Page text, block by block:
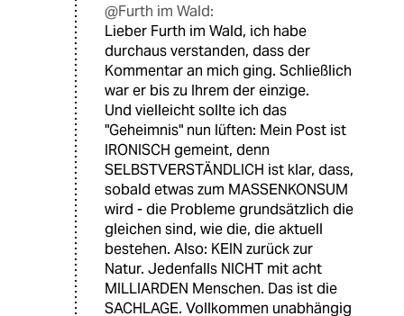
@Furth im Wald:
Lieber Furth im Wald, ich habe
durchaus verstanden, dass der
Kommentar an mich ging. Schließlich
war er bis zu Ihrem der einzige.
Und vielleicht sollte ich das
"Geheimnis" nun lüften: Mein Post ist
IRONISCH gemeint, denn
SELBSTVERSTÄNDLICH ist klar, dass,
sobald etwas zum MASSENKONSUM
wird - die Probleme grundsätzlich die
gleichen sind, wie die, die aktuell
bestehen. Also: KEIN zurück zur
Natur. Jedenfalls NICHT mit acht
MILLIARDEN Menschen. Das ist die
SACHLAGE. Vollkommen unabhängig